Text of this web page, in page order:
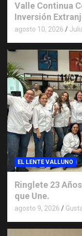
Valle Continua
Inversión
agosto 10, 2026
EL LENTE VALLUNO
Ringlete 23
que Une.
agosto 9, 2026